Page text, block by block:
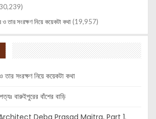
ও তার সংরক্ষণ নিয়ে কয়েকটা কথা (19,957)
তার সংরক্ষণ নিয়ে কয়েকটা কথা
বারুইপুরের বাঁশের বাড়ি
Deba Prasad Maitra, Part 1.